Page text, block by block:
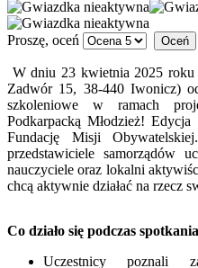
Proszę, oceń
W dniu 23 kwietnia 2025
Zadwór 15, 38-440 Iwonicz)
szkoleniowe w ramach
Podkarpacką Młodzież!
Fundację Misji
przedstawiciele samorządów
nauczyciele oraz lokalni
chcą aktywnie działać na rzecz
Co działo się podczas
Uczestnicy poznali